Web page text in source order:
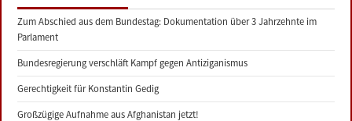
Zum Abschied aus dem Bundestag: Dokumentation über 3 Jahrzehnte im
Parlament
Bundesregierung verschläft Kampf gegen Antiziganismus
Gerechtigkeit für Konstantin Gedig
Großzügige Aufnahme aus Afghanistan jetzt!